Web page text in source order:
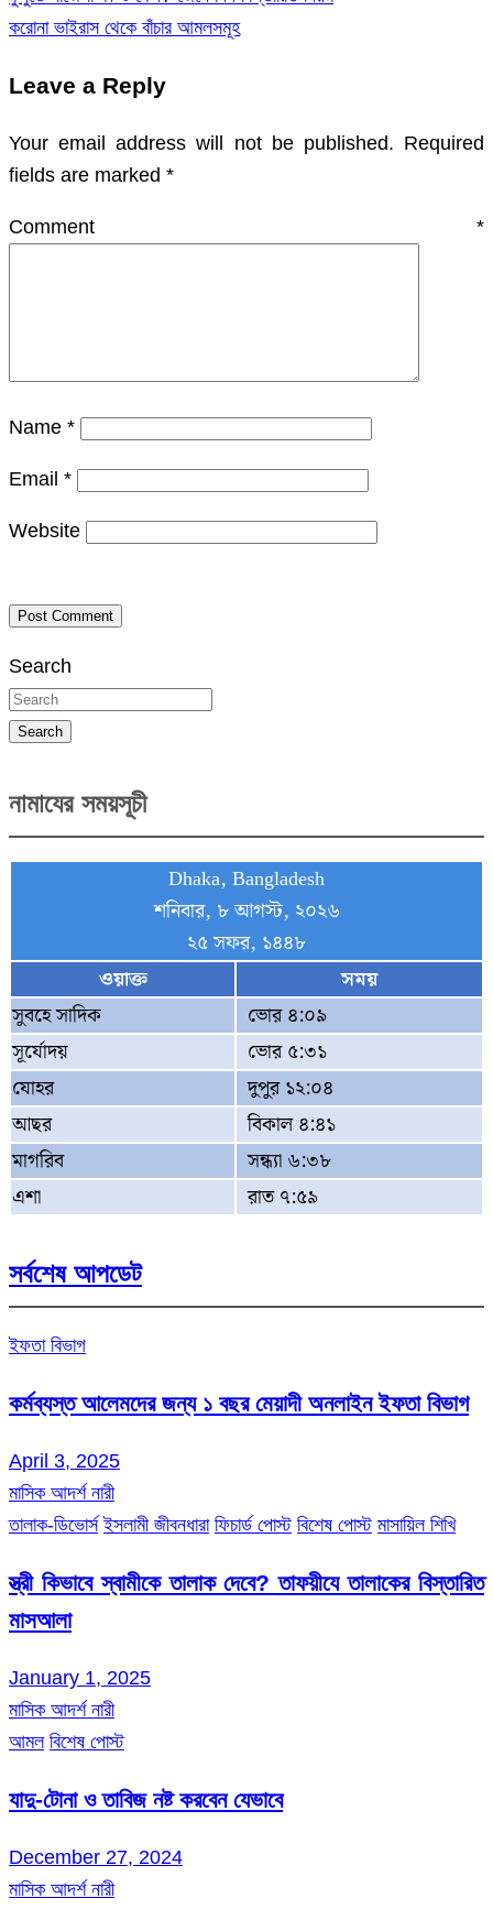
করোনা ভাইরাস থেকে বাঁচার আমলসমূহ
Leave a Reply
Your email address will not be published. Required
fields are marked *
Comment *
Name *
Email *
Website
Search
Search
নামাযের সময়সূচী
Dhaka, Bangladesh
শনিবার, ৮ আগস্ট, ২০২৬
২৫ সফর, ১৪৪৮
ওয়াক্ত
সময়
সুবহে সাদিক
ভোর ৪:০৯
সূর্যোদয়
ভোর ৫:৩১
যোহর
দুপুর ১২:০৪
আছর
বিকাল ৪:৪১
মাগরিব
সন্ধ্যা ৬:৩৮
এশা
রাত ৭:৫৯
সর্বশেষ আপডেট
ইফতা বিভাগ
কর্মব্যস্ত আলেমদের জন্য ১ বছর মেয়াদী অনলাইন ইফতা বিভাগ
April 3, 2025
মাসিক আদর্শ নারী
তালাক-ডিভোর্স ইসলামী জীবনধারা ফিচার্ড পোস্ট বিশেষ পোস্ট মাসায়িল শিখি
স্ত্রী কিভাবে স্বামীকে তালাক দেবে? তাফয়ীযে তালাকের বিস্তারিত
মাসআলা
January 1, 2025
মাসিক আদর্শ নারী
আমল বিশেষ পোস্ট
যাদু-টোনা ও তাবিজ নষ্ট করবেন যেভাবে
December 27, 2024
মাসিক আদর্শ নারী